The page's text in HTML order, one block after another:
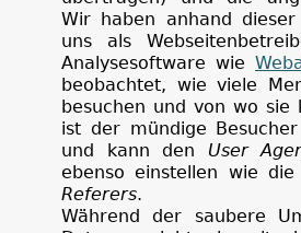
Wir haben anhand
uns als
Analysesoftware wie
beobachtet, wie viele
besuchen und von wo sie
ist der mündige
und kann den User
ebenso einstellen wie
Referers.
Während der saubere